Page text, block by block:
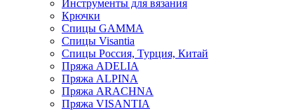
Инструменты для вязания
Крючки
Спицы GAMMA
Спицы Visantia
Спицы Россия, Турция, Китай
Пряжа ADELIA
Пряжа ALPINA
Пряжа ARACHNA
Пряжа VISANTIA